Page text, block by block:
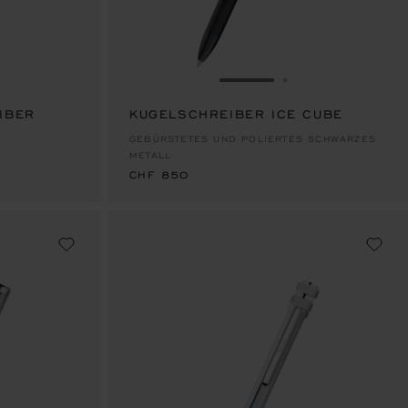
1 ZUR FOLIE GEHEN 1
KUGELSCHREIBER ICE CUBE
GEBÜRSTETES UND POLIERTES SCHWARZES
METALL
CHF 850